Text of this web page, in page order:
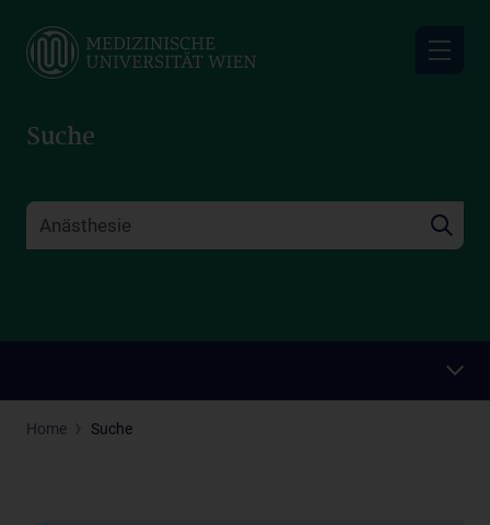
main
Suche
Home Suche